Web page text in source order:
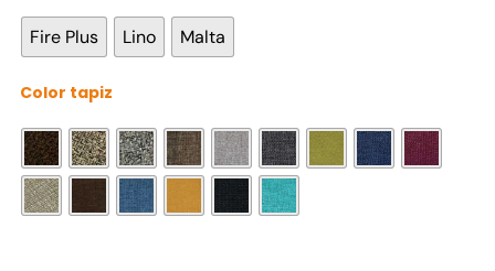
Fire Plus Lino Malta
Color tapiz